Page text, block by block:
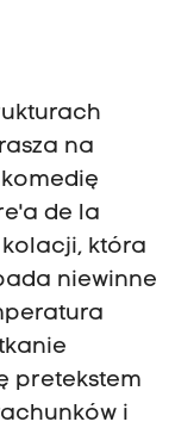
na
de la
która
niewinne
pretekstem
i